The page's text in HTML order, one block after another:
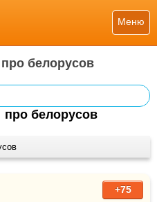
Меню
белорусов
про белорусов
+75